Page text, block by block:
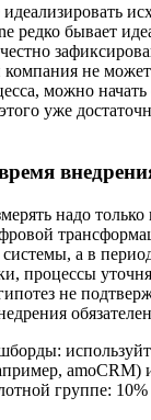
редко бывает
компания не
можно
уже
надо только
а в
процессы
не
amoCRM)
группе: